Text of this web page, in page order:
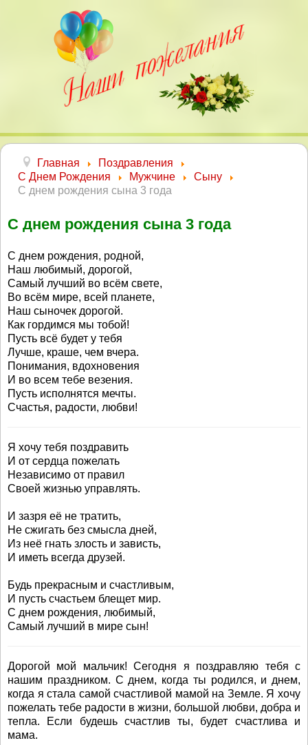
Главная
Поздравления
С Днем Рождения
Мужчине
Сыну
С днем рождения сына 3 года
С днем рождения сына 3 года
С днем рождения, родной,
Наш любимый, дорогой,
Самый лучший во всём свете,
Во всём мире, всей планете,
Наш сыночек дорогой.
Как гордимся мы тобой!
Пусть всё будет у тебя
Лучше, краше, чем вчера.
Понимания, вдохновения
И во всем тебе везения.
Пусть исполнятся мечты.
Счастья, радости, любви!
Я хочу тебя поздравить
И от сердца пожелать
Независимо от правил
Своей жизнью управлять.
И зазря её не тратить,
Не сжигать без смысла дней,
Из неё гнать злость и зависть,
И иметь всегда друзей.
Будь прекрасным и счастливым,
И пусть счастьем блещет мир.
С днем рождения, любимый,
Самый лучший в мире сын!
Дорогой мой мальчик! Сегодня я поздравляю тебя с
нашим праздником. С днем, когда ты родился, и днем,
когда я стала самой счастливой мамой на Земле. Я хочу
пожелать тебе радости в жизни, большой любви, добра и
тепла. Если будешь счастлив ты, будет счастлива и
мама.